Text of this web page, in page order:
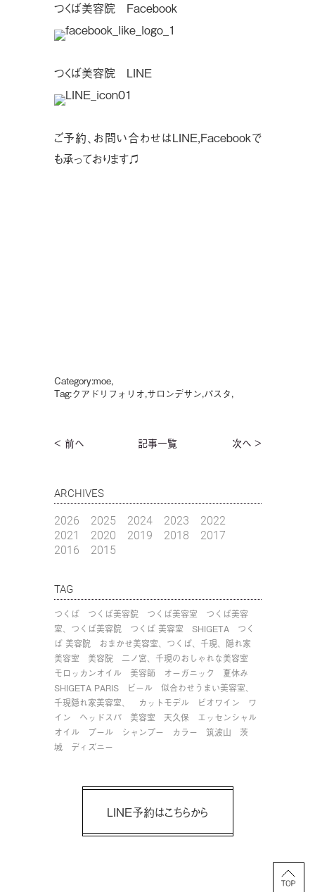
つくば美容院 Facebook
つくば美容院 LINE
ご予約、お問い合わせはLINE,Facebookで
も承っております♫
Category:moe,
Tag:クアドリフォリオ,サロンデサン,パスタ,
< 前へ 記事一覧 次へ >
ARCHIVES
2026 2025 2024 2023
2022
2021
2020 2019 2018
2017
2016
2015
TAG
つくば つくば美容院 つくば美容室
つくば美容
室、つくば美容院
つくば 美容室 SHIGETA
つく
ば 美容院
おまかせ美容室、つくば、千現、隠れ家
美容室
美容院
二ノ宮、千現のおしゃれな美容室
モロッカンオイル
美容師 オーガニック
夏休み
SHIGETA PARIS
ビール
似合わせうまい美容室、
千現隠れ家美容室、
カットモデル ビオワイン
ワ
イン
ヘッドスパ 美容室 天久保
エッセンシャル
オイル
プール シャンプー カラー 筑波山
茨
城
ディズニー
LINE予約はこちらから